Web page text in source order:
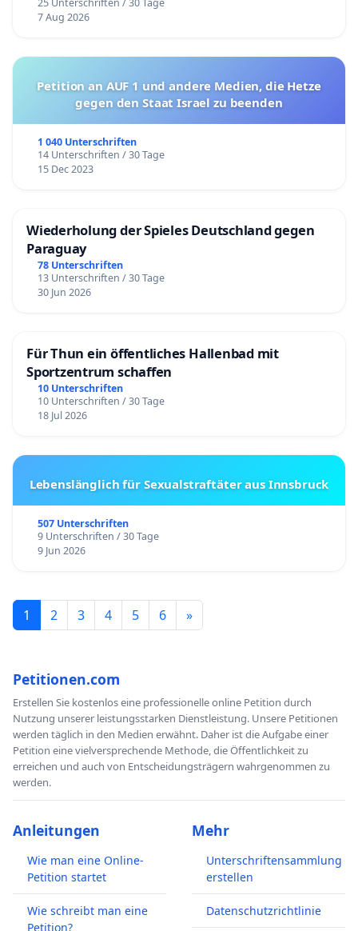
25 Unterschriften / 30 Tage
7 Aug 2026
Petition an AUF 1 und andere Medien, die Hetze
gegen den Staat Israel zu beenden
1 040 Unterschriften
14 Unterschriften / 30 Tage
15 Dec 2023
Wiederholung der Spieles Deutschland gegen
Paraguay
78 Unterschriften
13 Unterschriften / 30 Tage
30 Jun 2026
Für Thun ein öffentliches Hallenbad mit
Sportzentrum schaffen
10 Unterschriften
10 Unterschriften / 30 Tage
18 Jul 2026
Lebenslänglich für Sexualstraftäter aus Innsbruck
507 Unterschriften
9 Unterschriften / 30 Tage
9 Jun 2026
1 2 3 4 5 6 »
Petitionen.com
Erstellen Sie kostenlos eine professionelle online Petition durch
Nutzung unserer leistungsstarken Dienstleistung. Unsere Petitionen
werden täglich in den Medien erwähnt. Daher ist die Aufgabe einer
Petition eine vielversprechende Methode, die Öffentlichkeit zu
erreichen und auch von Entscheidungsträgern wahrgenommen zu
werden.
Anleitungen
Wie man eine Online-
Petition startet
Wie schreibt man eine
Petition?
Mehr
Unterschriftensammlung
erstellen
Datenschutzrichtlinie